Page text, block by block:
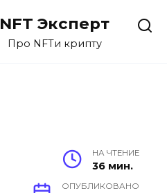
NFT Эксперт
Про NFTи крипту
НА ЧТЕНИЕ
36 мин.
ОПУБЛИКОВАНО